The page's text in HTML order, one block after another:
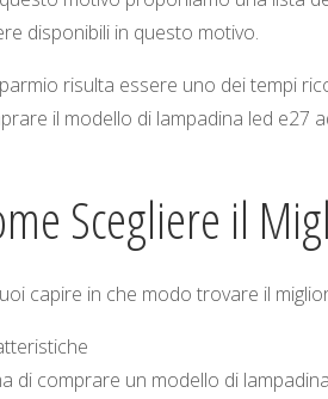
disponibili in questo motivo.
risulta essere uno dei tempi
il modello di lampadina led e27
Scegliere il
capire in che modo trovare il
di comprare un modello di